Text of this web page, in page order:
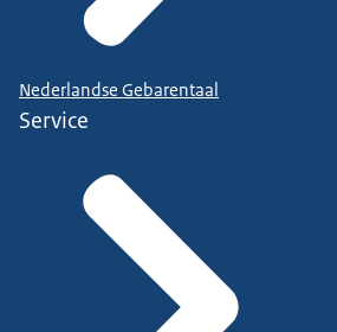
Nederlandse Gebarentaal
Service